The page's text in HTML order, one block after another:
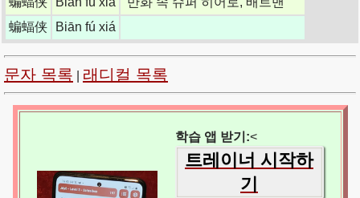
蝙蝠侠
Biān fú xiá
문자 목록 래디컬 목록
학습 앱 받기:<
트레이너 시작하
기